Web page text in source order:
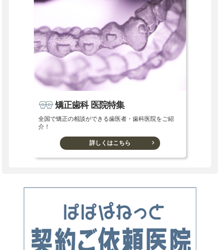
矯正歯科 医院特集
全国で矯正の相談ができる歯医者・歯科医院をご紹
介！
詳しくはこちら